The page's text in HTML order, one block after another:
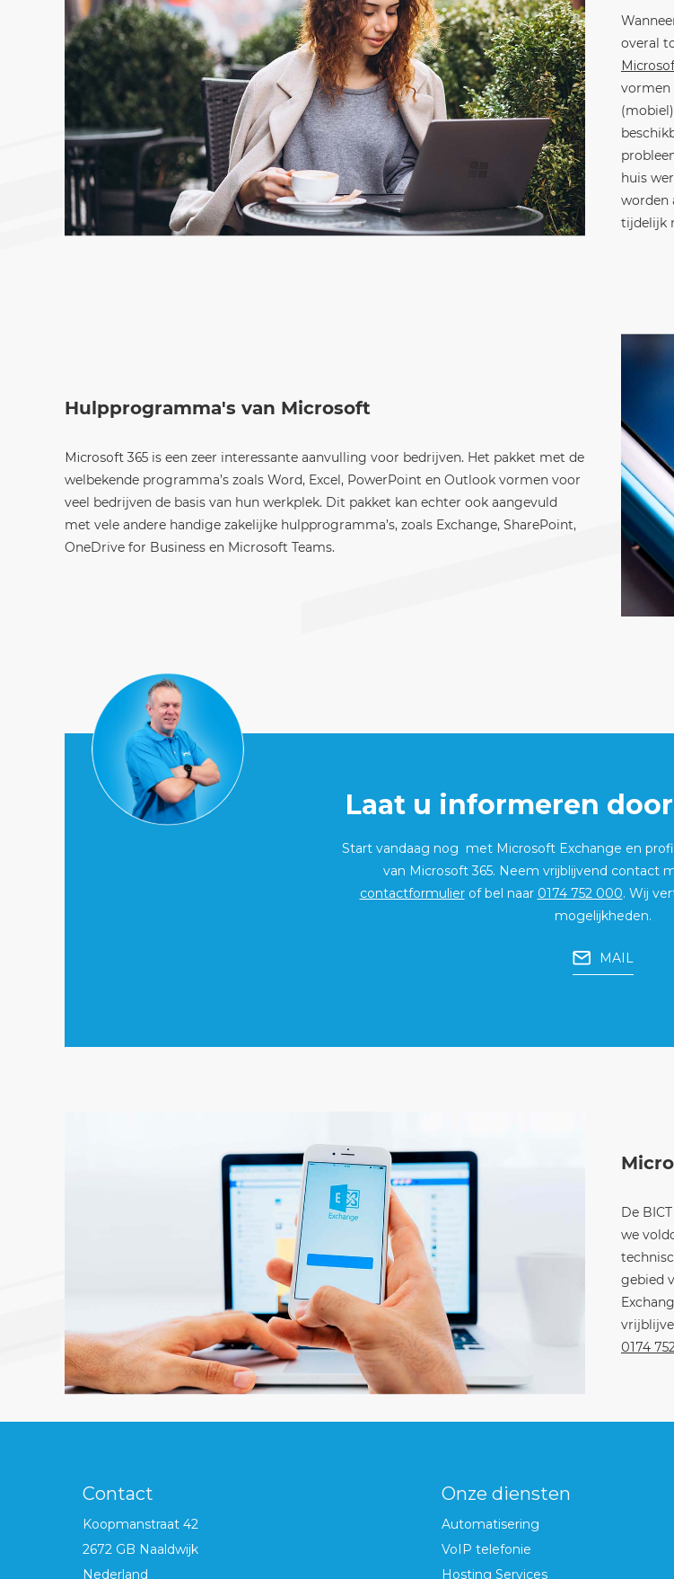
overal
vormen
huis
worden
tijdelijk
Hulpprogramma's van Microsoft
Microsoft 365 is een zeer interessante aanvulling voor bedrijven. Het pakket met de
welbekende programma’s zoals Word, Excel, PowerPoint en Outlook vormen voor
veel bedrijven de basis van hun werkplek. Dit pakket kan echter ook aangevuld
met vele andere handige zakelijke hulpprogramma’s, zoals Exchange, SharePoint,
OneDrive for Business en Microsoft Teams.
Laat u informeren
Start vandaag nog met Microsoft Exchange en
van Microsoft 365. Neem vrijblijvend contact
contactformulierof bel naar 0174 752 000. Wij
mogelijkheden.
MAIL
De
we
gebied
0174
Contact
Koopmanstraat 42
2672 GB Naaldwijk
Nederland
Onze diensten
Automatisering
VoIP telefonie
Hosting Services